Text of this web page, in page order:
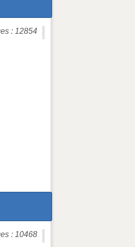
: 12854
: 10468